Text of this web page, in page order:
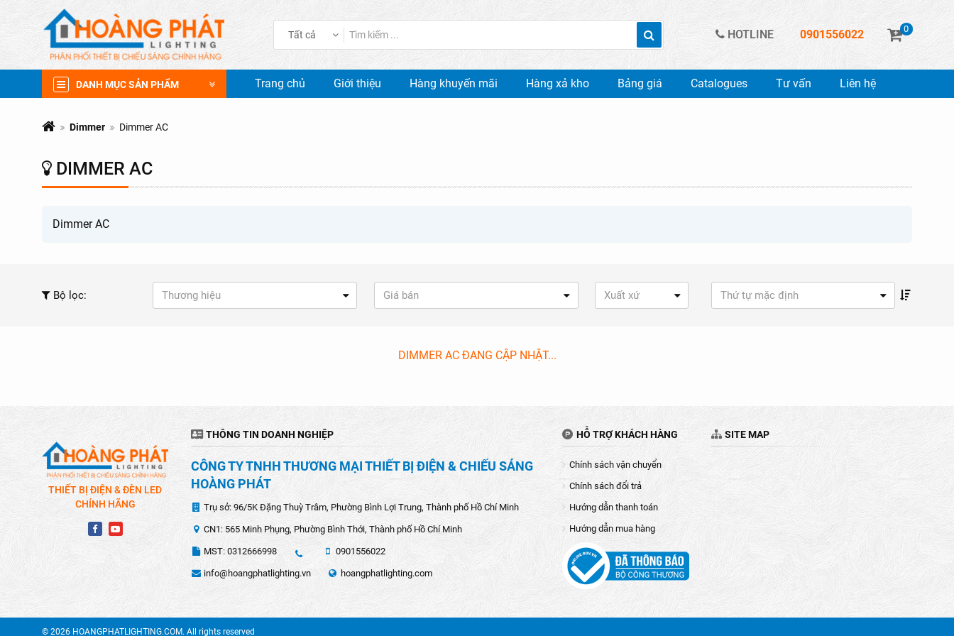
Tất cả HOTLINE 0901556022 0
DANH MỤC SẢN PHẨM Trang chủ Giới thiệu Hàng khuyến mãi Hàng xả kho Bảng giá Catalogues Tư vấn Liên hệ
Dimmer Dimmer AC
DIMMER AC
Dimmer AC
Bộ lọc: Thương hiệu Giá bán Xuất xứ Thứ tự mặc định
DIMMER AC ĐANG CẬP NHẬT...
THIẾT BỊ ĐIỆN & ĐÈN LED
CHÍNH HÃNG
THÔNG TIN DOANH NGHIỆP
CÔNG TY TNHH THƯƠNG MẠI THIẾT BỊ ĐIỆN & CHIẾU SÁNG
HOÀNG PHÁT
Trụ sở: 96/5K Đặng Thuỳ Trâm, Phường Bình Lợi Trung, Thành phố Hồ Chí Minh
CN1: 565 Minh Phụng, Phường Bình Thới, Thành phố Hồ Chí Minh
MST: 0312666998 0901556022
info@hoangphatlighting.vn hoangphatlighting.com
HỖ TRỢ KHÁCH HÀNG
Chính sách vận chuyển
Chính sách đổi trả
Hướng dẫn thanh toán
Hướng dẫn mua hàng
SITE MAP
© 2026 HOANGPHATLIGHTING.COM. All rights reserved